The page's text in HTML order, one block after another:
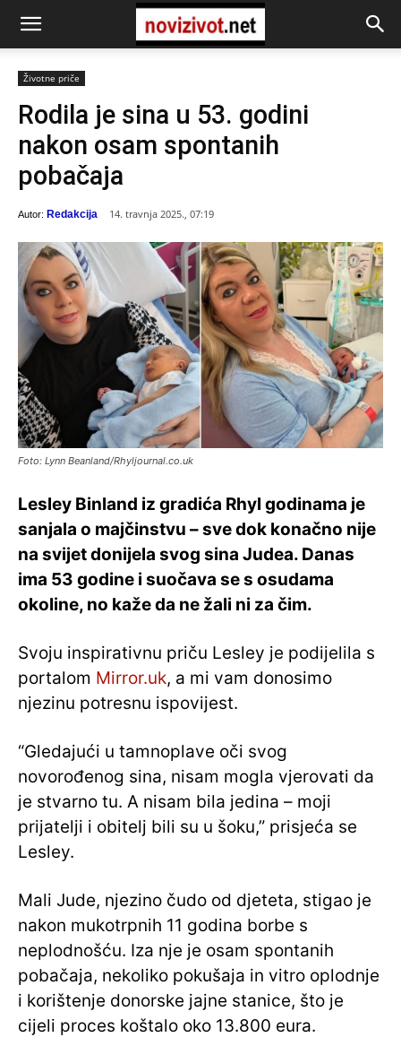
Životne priče
Rodila je sina u 53. godini
nakon osam spontanih
pobačaja
Autor: Redakcija 14. travnja 2025., 07:19
Foto: Lynn Beanland/Rhyljournal.co.uk
Lesley Binland iz gradića Rhyl godinama je
sanjala o majčinstvu – sve dok konačno nije
na svijet donijela svog sina Judea. Danas
ima 53 godine i suočava se s osudama
okoline, no kaže da ne žali ni za čim.
Svoju inspirativnu priču Lesley je podijelila s
portalom Mirror.uk, a mi vam donosimo
njezinu potresnu ispovijest.
“Gledajući u tamnoplave oči svog
novorođenog sina, nisam mogla vjerovati da
je stvarno tu. A nisam bila jedina – moji
prijatelji i obitelj bili su u šoku,” prisjeća se
Lesley.
Mali Jude, njezino čudo od djeteta, stigao je
nakon mukotrpnih 11 godina borbe s
neplodnošću. Iza nje je osam spontanih
pobačaja, nekoliko pokušaja in vitro oplodnje
i korištenje donorske jajne stanice, što je
cijeli proces koštalo oko 13.800 eura.